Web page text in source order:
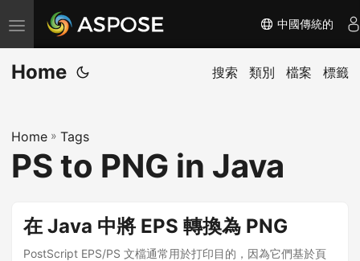
切
换
导
中國傳統的
Home 搜索 類別 檔案 標籤
Home » Tags
PS to PNG in Java
在 Java 中將 EPS 轉換為 PNG
PostScript EPS/PS 文檔通常用於打印目的，因為它們基於頁